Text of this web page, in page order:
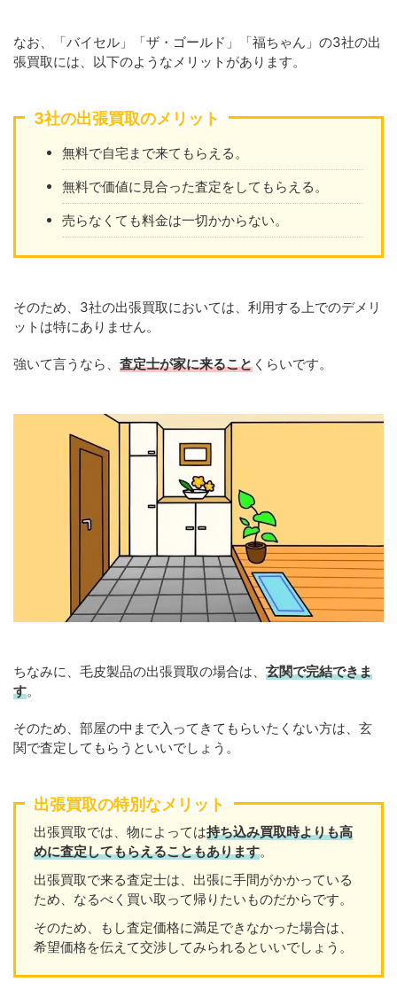
なお、「バイセル」「ザ・ゴールド」「福ちゃん」の3社の出
張買取には、以下のようなメリットがあります。
3社の出張買取のメリット
無料で自宅まで来てもらえる。
無料で価値に見合った査定をしてもらえる。
売らなくても料金は一切かからない。
そのため、3社の出張買取においては、利用する上でのデメリ
ットは特にありません。
強いて言うなら、 査定士が家に来ること くらいです。
ちなみに、毛皮製品の出張買取の場合は、 玄関で完結できま
す。
そのため、部屋の中まで入ってきてもらいたくない方は、玄
関で査定してもらうといいでしょう。
出張買取の特別なメリット
出張買取では、物によっては持ち込み買取時よりも高
めに査定してもらえることもあります。
出張買取で来る査定士は、出張に手間がかかっている
ため、なるべく買い取って帰りたいものだからです。
そのため、もし査定価格に満足できなかった場合は、
希望価格を伝えて交渉してみられるといいでしょう。